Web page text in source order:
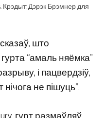
Крэдыт: Дэрэк Брэмнер для
што
“амаль няёмка”
і пацвердзіў,
не пішуць”.